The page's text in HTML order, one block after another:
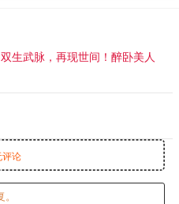
生武脉，再现世间！醉卧美人
评论